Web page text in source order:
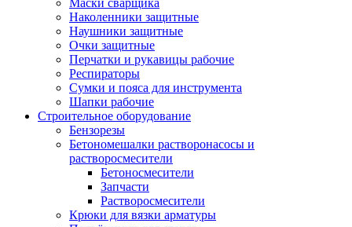
Маски сварщика
Наколенники защитные
Наушники защитные
Очки защитные
Перчатки и рукавицы рабочие
Респираторы
Сумки и пояса для инструмента
Шапки рабочие
Строительное оборудование
Бензорезы
Бетономешалки растворонасосы и
растворосмесители
Бетоносмесители
Запчасти
Растворосмесители
Крюки для вязки арматуры